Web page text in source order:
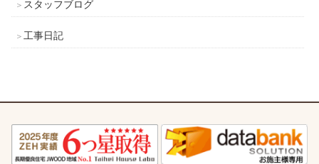
スタッフブログ
工事日記